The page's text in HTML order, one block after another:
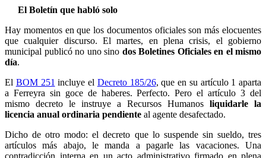
El Boletín que habló solo
Hay momentos en que los documentos oficiales son más elocuentes
que cualquier discurso. El martes, en plena crisis, el gobierno
municipal publicó no uno sino dos Boletines Oficiales en el mismo
día.
El BOM 251 incluye el Decreto 185/26, que en su artículo 1 aparta
a Ferreyra sin goce de haberes. Perfecto. Pero el artículo 3 del
mismo decreto le instruye a Recursos Humanos liquidarle la
licencia anual ordinaria pendiente al agente desafectado.
Dicho de otro modo: el decreto que lo suspende sin sueldo, tres
artículos más abajo, le manda a pagarle las vacaciones. Una
contradicción interna en un acto administrativo firmado en plena